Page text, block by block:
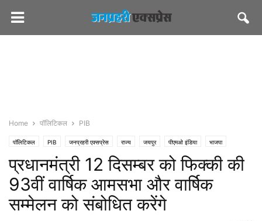
Home पॉलिटिकल PIB
पॉलिटिकल PIB जनप्रहरी एक्सप्रेस राज्य जयपुर पीएमओ इंडिया भाजपा
प्रधानमंत्री 12 दिसम्बर को फिक्की की
93वीं वार्षिक आमसभा और वार्षिक
सम्मेलन को संबोधित करेंगे